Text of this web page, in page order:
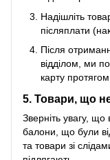
Надішліть
післяплати
Після
відділом, ми
карту протягом
5. Товари, що
Зверніть увагу, що
балони, що були
та товари зі